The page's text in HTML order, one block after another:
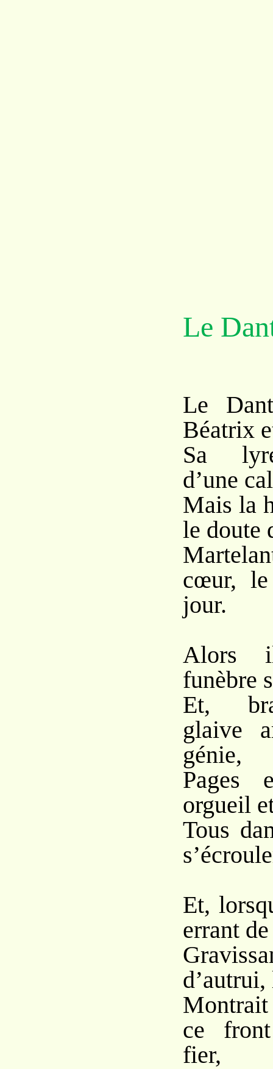
Le
Le
Béatrix
Sa
d’une
Mais la
le doute
cœur, le
jour.
Alors
funèbre
Et,
glaive
génie,
Pages
orgueil
Tous
Et,
errant
ce
fier,